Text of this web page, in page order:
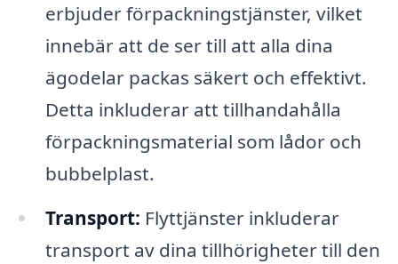
erbjuder förpackningstjänster, vilket
innebär att de ser till att alla dina
ägodelar packas säkert och effektivt.
Detta inkluderar att tillhandahålla
förpackningsmaterial som lådor och
bubbelplast.
Transport: Flyttjänster inkluderar
transport av dina tillhörigheter till den